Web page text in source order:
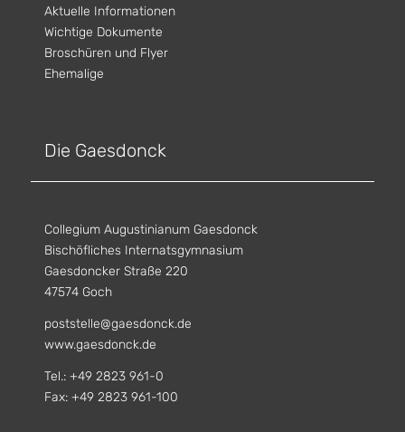
Aktuelle Informationen
Wichtige Dokumente
Broschüren und Flyer
Ehemalige
Die Gaesdonck
Collegium Augustinianum Gaesdonck
Bischöfliches Internatsgymnasium
Gaesdoncker Straße 220
47574 Goch
poststelle@gaesdonck.de
www.gaesdonck.de
Tel.: +49 2823 961-0
Fax: +49 2823 961-100